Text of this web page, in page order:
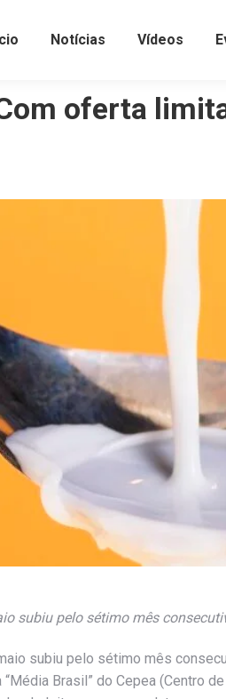
Notícias Vídeos
oferta
subiu pelo sétimo mês
subiu pelo sétimo mês
Brasil” do Cepea (Centro